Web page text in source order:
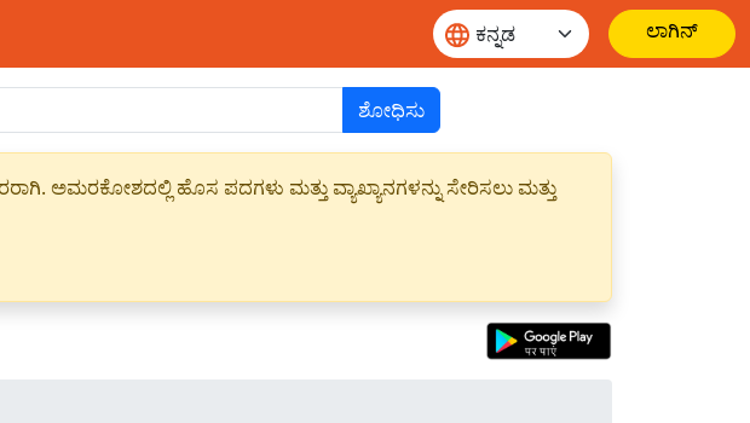
ಲಾಗಿನ್
ಶೋಧಿಸು
ಅಮರಕೋಶದಲ್ಲಿ ಹೊಸ ಪದಗಳು ಮತ್ತು ವ್ಯಾಖ್ಯಾನಗಳನ್ನು ಸೇರಿಸಲು ಮತ್ತು